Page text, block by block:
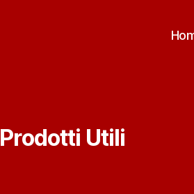
Prodotti Utili